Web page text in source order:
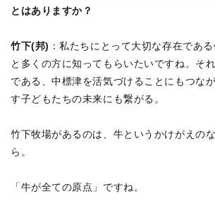
とはありますか？
竹下(邦) ：私たちにとって大切な存在であ
と多くの方に知ってもらいたいですね。そ
である、中標津を活気づけることにもつな
す子どもたちの未来にも繋がる。
竹下牧場があるのは、牛というかけがえの
ら。
「牛が全ての原点」ですね。